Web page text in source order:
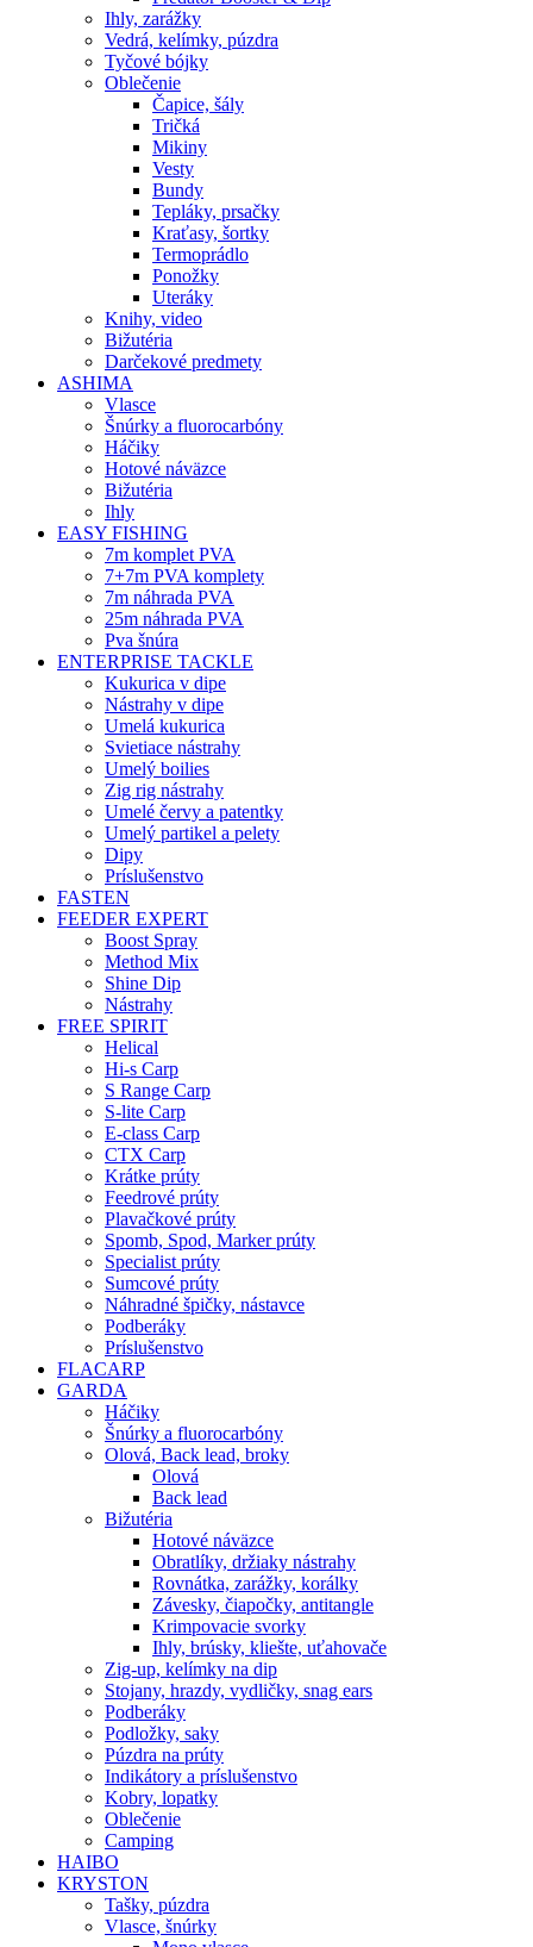
Ihly, zarážky
Vedrá, kelímky, púzdra
Tyčové bójky
Oblečenie
Čapice, šály
Tričká
Mikiny
Vesty
Bundy
Tepláky, prsačky
Kraťasy, šortky
Termoprádlo
Ponožky
Uteráky
Knihy, video
Bižutéria
Darčekové predmety
ASHIMA
Vlasce
Šnúrky a fluorocarbóny
Háčiky
Hotové náväzce
Bižutéria
Ihly
EASY FISHING
7m komplet PVA
7+7m PVA komplety
7m náhrada PVA
25m náhrada PVA
Pva šnúra
ENTERPRISE TACKLE
Kukurica v dipe
Nástrahy v dipe
Umelá kukurica
Svietiace nástrahy
Umelý boilies
Zig rig nástrahy
Umelé červy a patentky
Umelý partikel a pelety
Dipy
Príslušenstvo
FASTEN
FEEDER EXPERT
Boost Spray
Method Mix
Shine Dip
Nástrahy
FREE SPIRIT
Helical
Hi-s Carp
S Range Carp
S-lite Carp
E-class Carp
CTX Carp
Krátke prúty
Feedrové prúty
Plavačkové prúty
Spomb, Spod, Marker prúty
Specialist prúty
Sumcové prúty
Náhradné špičky, nástavce
Podberáky
Príslušenstvo
FLACARP
GARDA
Háčiky
Šnúrky a fluorocarbóny
Olová, Back lead, broky
Olová
Back lead
Bižutéria
Hotové náväzce
Obratlíky, držiaky nástrahy
Rovnátka, zarážky, korálky
Závesky, čiapočky, antitangle
Krimpovacie svorky
Ihly, brúsky, kliešte, uťahovače
Zig-up, kelímky na dip
Stojany, hrazdy, vydličky, snag ears
Podberáky
Podložky, saky
Púzdra na prúty
Indikátory a príslušenstvo
Kobry, lopatky
Oblečenie
Camping
HAIBO
KRYSTON
Tašky, púzdra
Vlasce, šnúrky